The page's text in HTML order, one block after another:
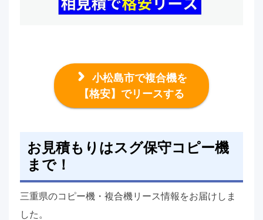
小松島市で複合機を
【格安】でリースする
お見積もりはスグ保守コピー機
まで！
三重県のコピー機・複合機リース情報をお届けしま
した。